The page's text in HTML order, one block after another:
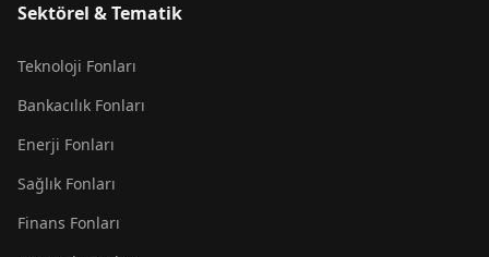
Sektörel & Tematik
Teknoloji Fonları
Bankacılık Fonları
Enerji Fonları
Sağlık Fonları
Finans Fonları